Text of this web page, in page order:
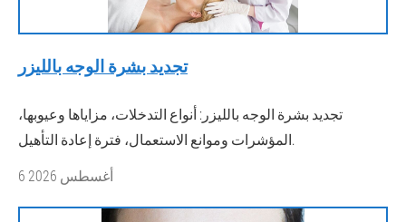
تجديد بشرة الوجه بالليزر
تجديد بشرة الوجه بالليزر: أنواع التدخلات، مزاياها وعيوبها،
المؤشرات وموانع الاستعمال، فترة إعادة التأهيل.
6 أغسطس 2026